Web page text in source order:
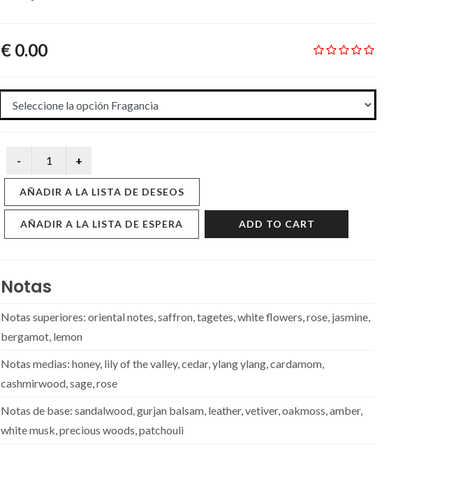
€ 0.00
AÑADIR A LA LISTA DE DESEOS
AÑADIR A LA LISTA DE ESPERA ADD TO CART
Notas
Notas superiores: oriental notes, saffron, tagetes, white flowers, rose, jasmine,
bergamot, lemon
Notas medias: honey, lily of the valley, cedar, ylang ylang, cardamom,
cashmirwood, sage, rose
Notas de base: sandalwood, gurjan balsam, leather, vetiver, oakmoss, amber,
white musk, precious woods, patchouli